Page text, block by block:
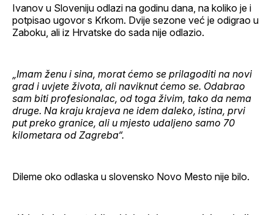
Ivanov u Sloveniju odlazi na godinu dana, na koliko je i
potpisao ugovor s Krkom. Dvije sezone već je odigrao u
Zaboku, ali iz Hrvatske do sada nije odlazio.
„Imam ženu i sina, morat ćemo se prilagoditi na novi
grad i uvjete života, ali naviknut ćemo se. Odabrao
sam biti profesionalac, od toga živim, tako da nema
druge. Na kraju krajeva ne idem daleko, istina, prvi
put preko granice, ali u mjesto udaljeno samo 70
kilometara od Zagreba“.
Dileme oko odlaska u slovensko Novo Mesto nije bilo.